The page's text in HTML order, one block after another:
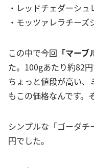
・レッドチェダー
・モッツァレラチー
この中で今回 「マー
た。100gあたり約82
ちょっと値段が高い、
もこの価格なんです。
シンプルな「ゴーダ
円でした。